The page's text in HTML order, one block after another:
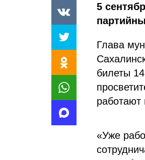
5
Глава
билеты
работают
«Уже